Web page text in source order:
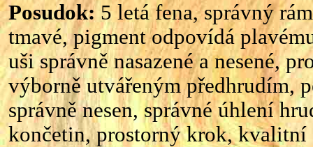
Posudok: 5 letá fena, správný
tmavé, pigment odpovídá
uši správně nasazené a nesené,
výborně utvářeným předhrudím,
správně nesen, správné úhlení
končetin, prostorný krok, kvalitní